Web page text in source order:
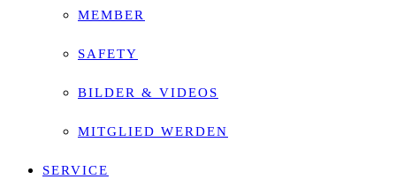
MEMBER
SAFETY
BILDER & VIDEOS
MITGLIED WERDEN
SERVICE